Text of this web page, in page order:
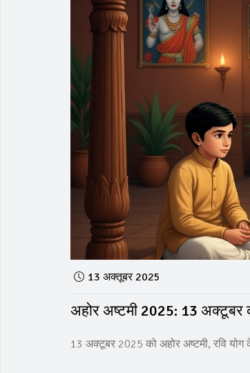
13 अक्तूबर 2025
अहोर अष्टमी 2025: 13
13 अक्टूबर 2025 को अहोर अष्टमी, रवि